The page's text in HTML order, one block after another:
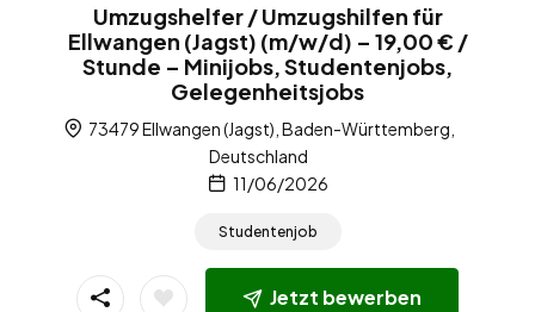
Umzugshelfer / Umzugshilfen für
Ellwangen (Jagst) (m/w/d) – 19,00 € /
Stunde – Minijobs, Studentenjobs,
Gelegenheitsjobs
73479 Ellwangen (Jagst), Baden-Württemberg,
Deutschland
11/06/2026
Studentenjob
Jetzt bewerben